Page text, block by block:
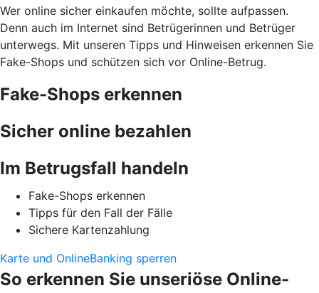
Wer online sicher einkaufen möchte, sollte aufpassen.
Denn auch im Internet sind Betrügerinnen und Betrüger
unterwegs. Mit unseren Tipps und Hinweisen erkennen Sie
Fake-Shops und schützen sich vor Online-Betrug.
Fake-Shops erkennen
Sicher online bezahlen
Im Betrugsfall handeln
Fake-Shops erkennen
Tipps für den Fall der Fälle
Sichere Kartenzahlung
Karte und OnlineBanking sperren
So erkennen Sie unseriöse Online-